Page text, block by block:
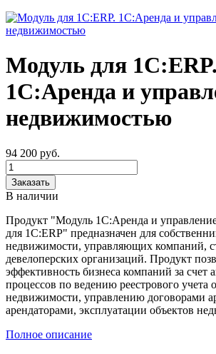
Модуль для 1С:ERP.
1C:Аренда и
недвижимостью
94 200 руб.
Заказать
В наличии
Продукт "Модуль 1С:Аренда и
для 1С:ERP" предназначен для
недвижимости, управляющих компаний,
девелоперских организаций. Продукт
эффективность бизнеса компаний за счет
процессов по ведению реестрового учета
недвижимости, управлению договорами
арендаторами, эксплуатации объектов
Полное описание